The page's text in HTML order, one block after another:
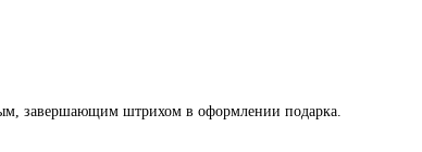
завершающим штрихом в оформлении подарка.